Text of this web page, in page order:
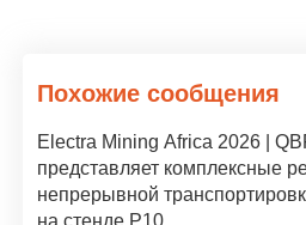
Похожие сообщения
Electra Mining Africa 2026 |
представляет комплексные
непрерывной
на стенде P10